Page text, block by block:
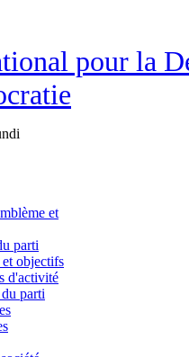
pour la
et
parti
objectifs
d'activité
parti